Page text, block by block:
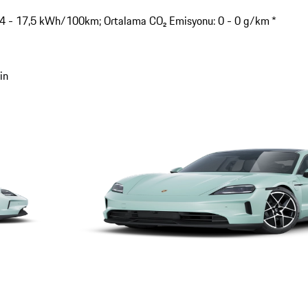
- 17,5 kWh/100km; Ortalama CO₂ Emisyonu: 0 - 0 g/km *